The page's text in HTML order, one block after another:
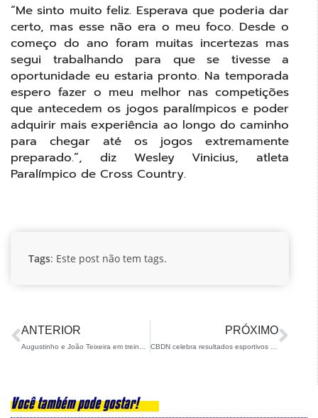
“Me sinto muito feliz. Esperava que poderia dar
certo, mas esse não era o meu foco. Desde o
começo do ano foram muitas incertezas mas
segui trabalhando para que se tivesse a
oportunidade eu estaria pronto. Na temporada
espero fazer o meu melhor nas competições
que antecedem os jogos paralímpicos e poder
adquirir mais experiência ao longo do caminho
para chegar até os jogos extremamente
preparado.”, diz Wesley Vinicius, atleta
Paralímpico de Cross Country.
Tags: Este post não tem tags.
ANTERIOR PRÓXIMO
Você também pode gostar!